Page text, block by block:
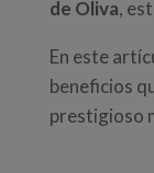
de Oliva,
En este
beneficios
prestigioso